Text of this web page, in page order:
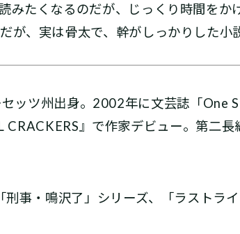
みたくなるのだが、じっくり時間をか
が、実は骨太で、幹がしっかりした小
ッツ州出身。2002年に文芸誌「One
』で作家デビュー。第二
事・鳴沢了」シリーズ、「ラストラ